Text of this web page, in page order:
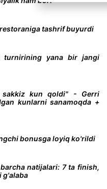
tashrif buyurdi
turnirining yana bir jangi
sakkiz kun qoldi" - Gerri
kunlarni sanamoqda +
bonusga loyiq ko'rildi
natijalari: 7 ta finish,
g'alaba